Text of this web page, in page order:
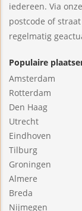
iedereen. Via
postcode of
regelmatig
Populaire
Amsterdam
Rotterdam
Den Haag
Utrecht
Eindhoven
Tilburg
Groningen
Almere
Breda
Nijmegen